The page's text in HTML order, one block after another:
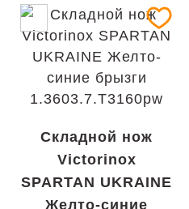
Складной нож
Victorinox
SPARTAN UKRAINE
Желто-синие